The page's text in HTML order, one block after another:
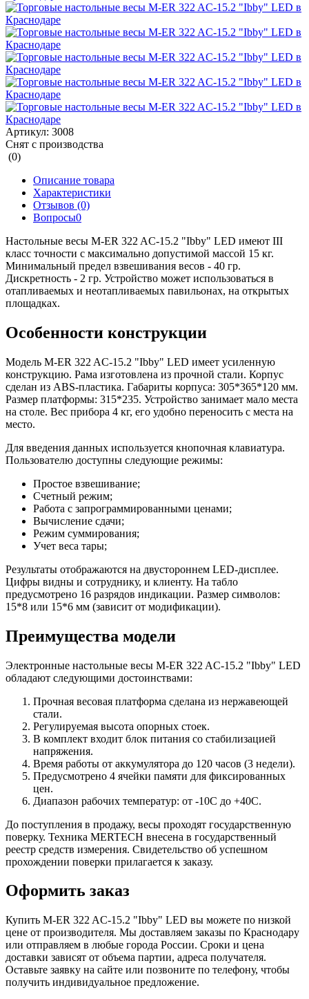
Артикул: 3008
Снят с производства
(0)
Описание товара
Характеристики
Отзывов (0)
Вопросы0
Настольные весы M-ER 322 AC-15.2 "Ibby" LED имеют III
класс точности с максимально допустимой массой 15 кг.
Минимальный предел взвешивания весов - 40 гр.
Дискретность - 2 гр. Устройство может использоваться в
отапливаемых и неотапливаемых павильонах, на открытых
площадках.
Особенности конструкции
Модель M-ER 322 AC-15.2 "Ibby" LED имеет усиленную
конструкцию. Рама изготовлена из прочной стали. Корпус
сделан из ABS-пластика. Габариты корпуса: 305*365*120 мм.
Размер платформы: 315*235. Устройство занимает мало места
на столе. Вес прибора 4 кг, его удобно переносить с места на
место.
Для введения данных используется кнопочная клавиатура.
Пользователю доступны следующие режимы:
Простое взвешивание;
Счетный режим;
Работа с запрограммированными ценами;
Вычисление сдачи;
Режим суммирования;
Учет веса тары;
Результаты отображаются на двустороннем LED-дисплее.
Цифры видны и сотруднику, и клиенту. На табло
предусмотрено 16 разрядов индикации. Размер символов:
15*8 или 15*6 мм (зависит от модификации).
Преимущества модели
Электронные настольные весы M-ER 322 AC-15.2 "Ibby" LED
обладают следующими достоинствами:
Прочная весовая платформа сделана из нержавеющей
стали.
Регулируемая высота опорных стоек.
В комплект входит блок питания со стабилизацией
напряжения.
Время работы от аккумулятора до 120 часов (3 недели).
Предусмотрено 4 ячейки памяти для фиксированных
цен.
Диапазон рабочих температур: от -10С до +40С.
До поступления в продажу, весы проходят государственную
поверку. Техника MERTECH внесена в государственный
реестр средств измерения. Свидетельство об успешном
прохождении поверки прилагается к заказу.
Оформить заказ
Купить M-ER 322 AC-15.2 "Ibby" LED вы можете по низкой
цене от производителя. Мы доставляем заказы по Краснодару
или отправляем в любые города России. Сроки и цена
доставки зависят от объема партии, адреса получателя.
Оставьте заявку на сайте или позвоните по телефону, чтобы
получить индивидуальное предложение.